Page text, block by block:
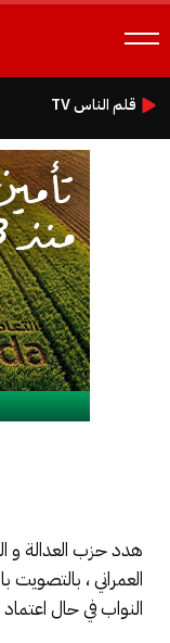
قلم الناس TV
هدد حزب العدالة و
العمراني ،
النواب في حال